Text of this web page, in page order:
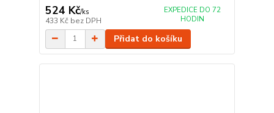
524 Kč/ks
433 Kč bez DPH
EXPEDICE DO 72
HODIN
Přidat do košíku